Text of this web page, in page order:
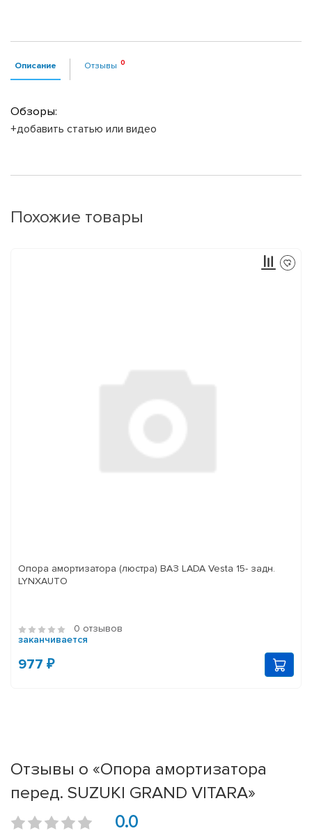
Описание Отзывы
Обзоры:
+добавить статью или видео
Похожие товары
Опора амортизатора (люстра) ВАЗ LADA Vesta 15- задн.
LYNXAUTO
0 отзывов
заканчивается
977 ₽
Отзывы о «Опора амортизатора
перед. SUZUKI GRAND VITARA»
0.0